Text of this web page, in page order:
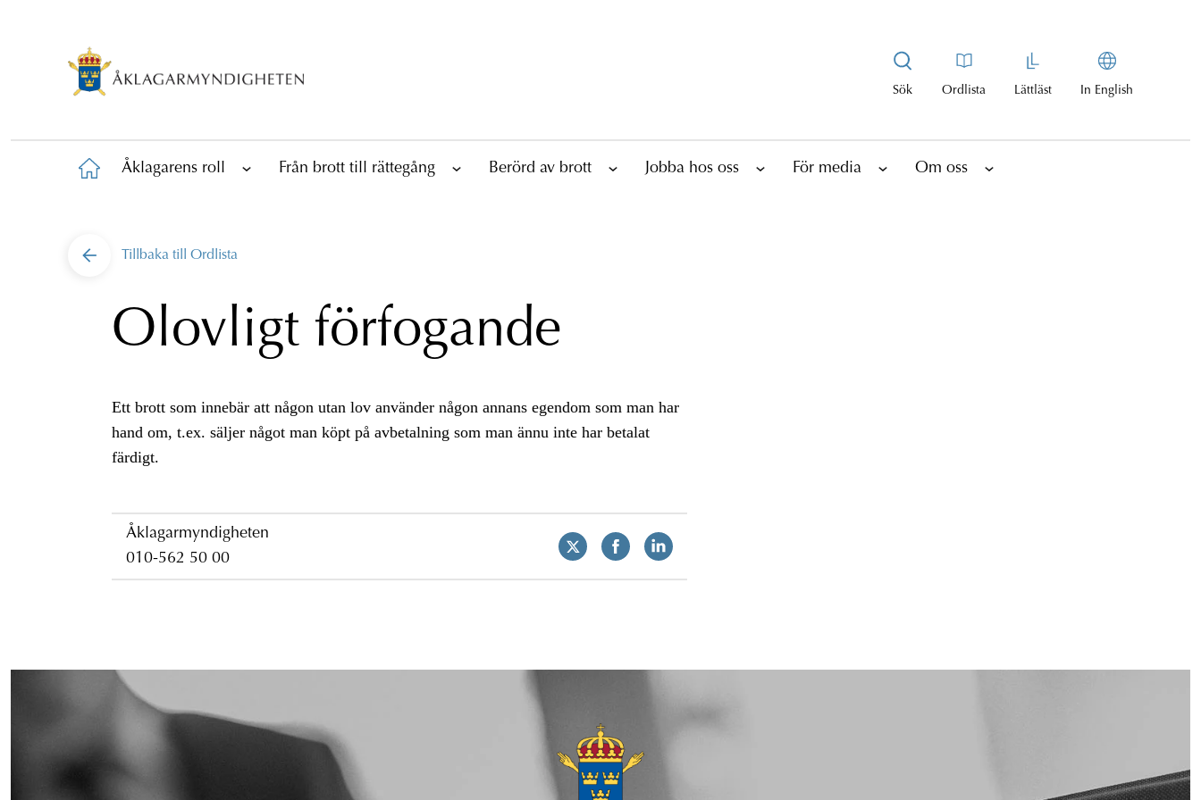
Sök Ordlista Lättläst In English
Åklagarens roll Från brott till rättegång Berörd av brott Jobba hos oss För media Om oss
Tillbaka till Ordlista
Olovligt förfogande
Ett brott som innebär att någon utan lov använder någon annans egendom som man har
hand om, t.ex. säljer något man köpt på avbetalning som man ännu inte har betalat
färdigt.
Åklagarmyndigheten
010-562 50 00